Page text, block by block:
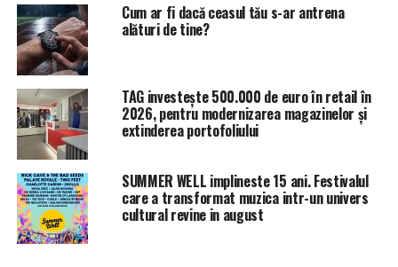
– Asos: 20% reducere după verificare
– Zaful: 14% reducere după verificare.
3. Utilizaţi un coş de cumpărături în loc de un cărucior
în timpul cumpărăturilor
Fă cumpărături în magazinele Cora şi Kaufland pentru a
profita cele mai tari oferte. Înainte să intrii în magazin,
creează-ţi o listă de cumpărături, pentru a pune în coşul
tău de cumpărături numai ceea ce ai cu adevărat nevoie.
Cum ar fi dacă ceasul tău s-ar antrena
alături de tine?
TAG investește 500.000 de euro în retail în
2026, pentru modernizarea magazinelor și
extinderea portofoliului
SUMMER WELL implineste 15 ani. Festivalul
care a transformat muzica intr-un univers
cultural revine in august